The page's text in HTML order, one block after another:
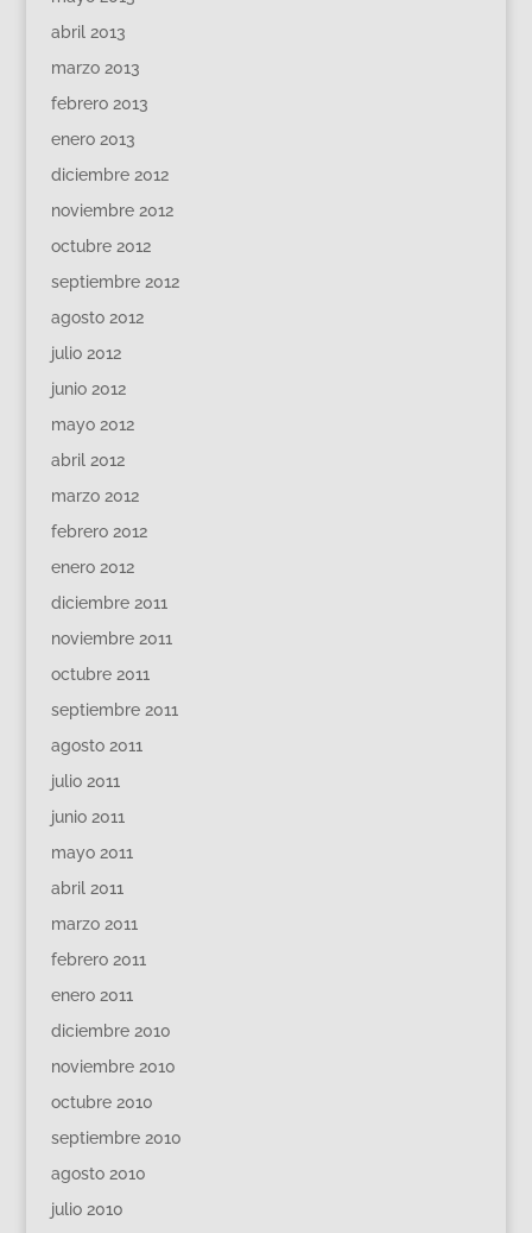
abril 2013
marzo 2013
febrero 2013
enero 2013
diciembre 2012
noviembre 2012
octubre 2012
septiembre 2012
agosto 2012
julio 2012
junio 2012
mayo 2012
abril 2012
marzo 2012
febrero 2012
enero 2012
diciembre 2011
noviembre 2011
octubre 2011
septiembre 2011
agosto 2011
julio 2011
junio 2011
mayo 2011
abril 2011
marzo 2011
febrero 2011
enero 2011
diciembre 2010
noviembre 2010
octubre 2010
septiembre 2010
agosto 2010
julio 2010